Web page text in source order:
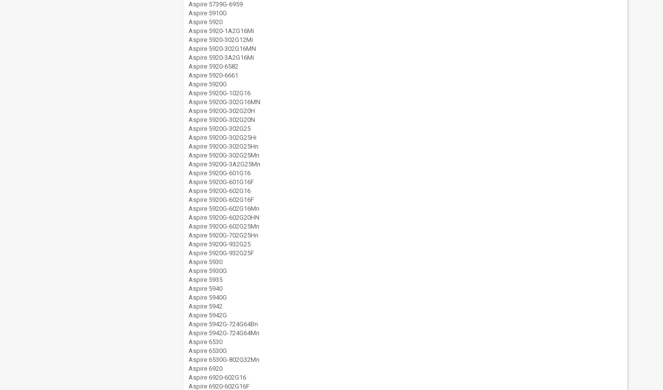
Aspire 5739G-6959
Aspire 5910G
Aspire 5920
Aspire 5920-1A2G16Mi
Aspire 5920-302G12Mi
Aspire 5920-302G16MN
Aspire 5920-3A2G16Mi
Aspire 5920-6582
Aspire 5920-6661
Aspire 5920G
Aspire 5920G-102G16
Aspire 5920G-302G16MN
Aspire 5920G-302G20H
Aspire 5920G-302G20N
Aspire 5920G-302G25
Aspire 5920G-302G25Hi
Aspire 5920G-302G25Hn
Aspire 5920G-302G25Mn
Aspire 5920G-3A2G25Mn
Aspire 5920G-601G16
Aspire 5920G-601G16F
Aspire 5920G-602G16
Aspire 5920G-602G16F
Aspire 5920G-602G16Mn
Aspire 5920G-602G20HN
Aspire 5920G-602G25Mn
Aspire 5920G-702G25Hn
Aspire 5920G-932G25
Aspire 5920G-932G25F
Aspire 5930
Aspire 5930G
Aspire 5935
Aspire 5940
Aspire 5940G
Aspire 5942
Aspire 5942G
Aspire 5942G-724G64Bn
Aspire 5942G-724G64Mn
Aspire 6530
Aspire 6530G
Aspire 6530G-802G32Mn
Aspire 6920
Aspire 6920-602G16
Aspire 6920-602G16F